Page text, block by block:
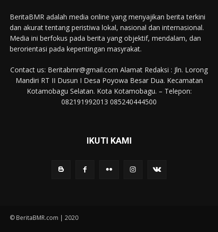
BeritaBMR adalah media online yang menyajikan berita terkini
dan akurat tentang peristiwa lokal, nasional dan internasional.
Media ini berfokus pada berita yang objektif, mendalam, dan
berorientasi pada kepentingan masyrakat.
Contact us: Beritabmr@gmail.com Alamat Redaksi : Jln. Lorong
Mandiri RT II Dusun I Desa Poyowa Besar Dua. Kecamatan
Kotamobagu Selatan. Kota Kotamobagu. – Telepon:
082191992013 085240444500
IKUTI KAMI
© BeritaBMR.com | 2020